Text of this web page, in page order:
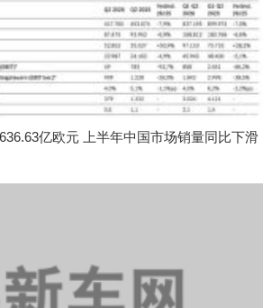
亿欧元 上半年中国市场销量同比下滑